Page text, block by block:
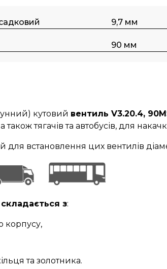
9,7 мм
90 мм
кутовий вентиль V3.20.4,
також тягачів та автобусів, для
для встановлення цих вентилів
складається з:
корпусу,
та золотника.